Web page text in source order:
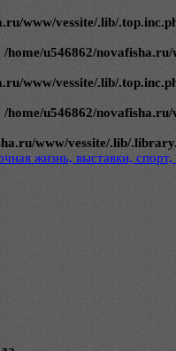
www/vessite/.lib/
/home/u546862/
www/vessite/.lib/
/home/u546862/
www/vessite/.lib/
жизнь, выставки, спорт,